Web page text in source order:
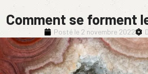
Comment se forment
Posté le 2 novembre 2022